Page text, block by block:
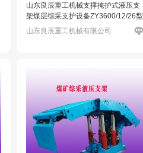
山东良辰重工机械支撑掩护式液压支
架煤层综采支护设备ZY3600/12/26型
号
山东良辰重工机械有限公司